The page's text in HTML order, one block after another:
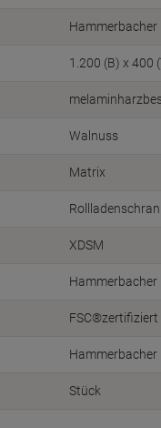
Hammerbacher
1.200 (B) x 400
Walnuss
Matrix
XDSM
Hammerbacher
FSC®zertifiziert
Hammerbacher
Stück